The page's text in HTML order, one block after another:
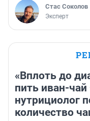
Стас Соколов
Эксперт
«Вплоть до
пить иван-
нутрициолог
количество